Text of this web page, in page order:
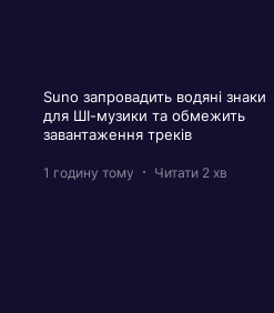
Suno запровадить водяні знаки
для ШІ-музики та обмежить
завантаження треків
1 годину тому Читати 2 хв